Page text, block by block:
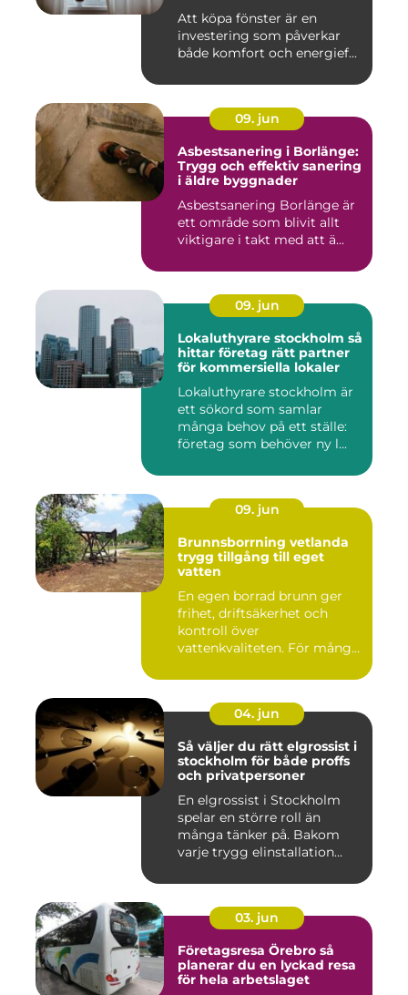
Att köpa fönster är en
investering som påverkar
både komfort och energief...
09. jun
Asbestsanering i Borlänge:
Trygg och effektiv sanering
i äldre byggnader
Asbestsanering Borlänge är
ett område som blivit allt
viktigare i takt med att ä...
09. jun
Lokaluthyrare stockholm så
hittar företag rätt partner
för kommersiella lokaler
Lokaluthyrare stockholm är
ett sökord som samlar
många behov på ett ställe:
företag som behöver ny l...
09. jun
Brunnsborrning vetlanda
trygg tillgång till eget
vatten
En egen borrad brunn ger
frihet, driftsäkerhet och
kontroll över
vattenkvaliteten. För många
04. jun
Så väljer du rätt elgrossist i
stockholm för både proffs
och privatpersoner
En elgrossist i Stockholm
spelar en större roll än
många tänker på. Bakom
varje trygg elinstallation...
03. jun
Företagsresa Örebro så
planerar du en lyckad resa
för hela arbetslaget